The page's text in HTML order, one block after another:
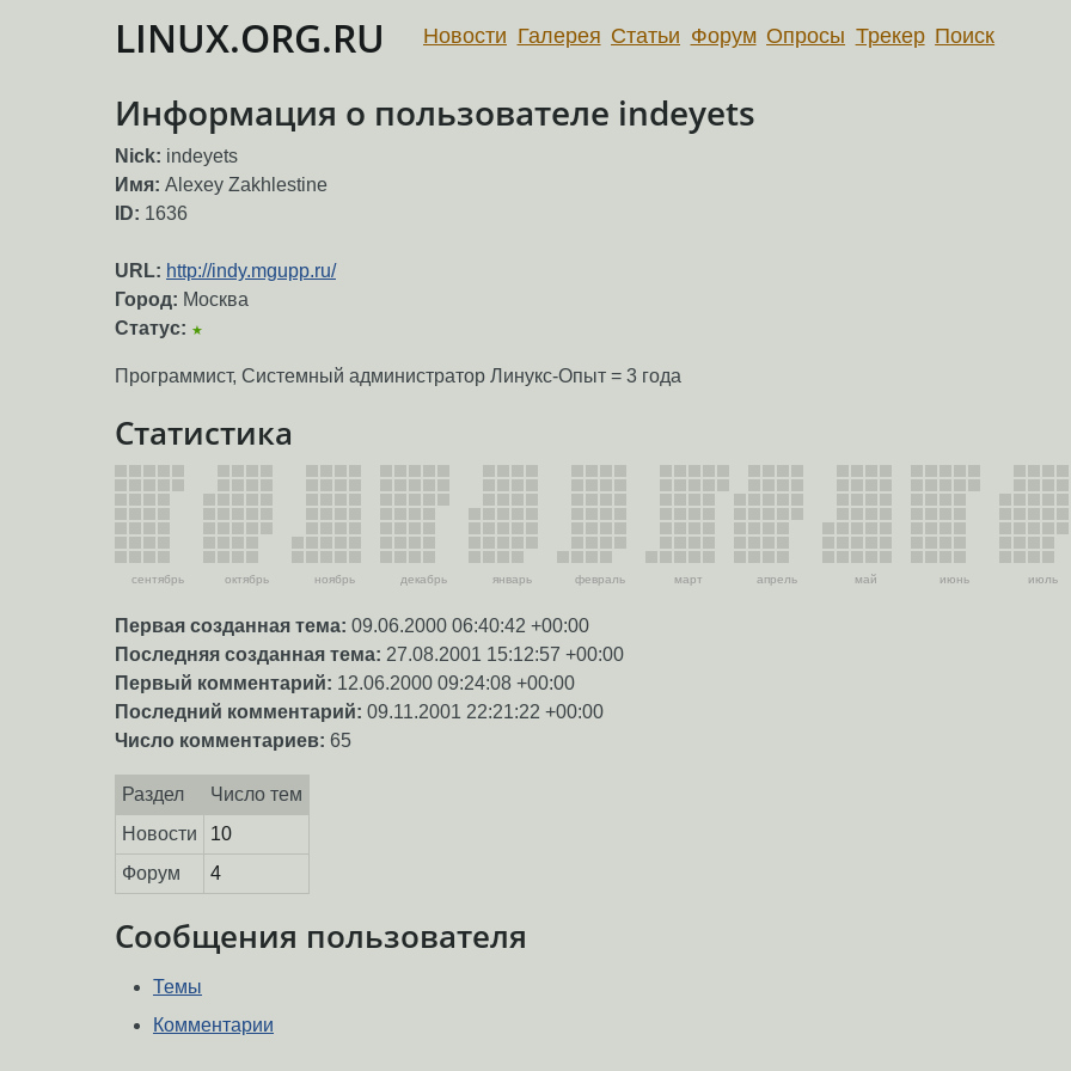
LINUX.ORG.RU Новости Галерея Статьи Форум Опросы Трекер Поиск
Информация о пользователе indeyets
Nick: indeyets
Имя: Alexey Zakhlestine
ID: 1636
URL: http://indy.mgupp.ru/
Город: Москва
Статус: ★
Программист, Системный администратор Линукс-Опыт = 3 года
Статистика
сентябрь октябрь ноябрь декабрь январь февраль март апрель май июнь июль
Первая созданная тема: 09.06.2000 06:40:42 +00:00
Последняя созданная тема: 27.08.2001 15:12:57 +00:00
Первый комментарий: 12.06.2000 09:24:08 +00:00
Последний комментарий: 09.11.2001 22:21:22 +00:00
Число комментариев: 65
Раздел
Число тем
Новости
10
Форум
4
Сообщения пользователя
Темы
Комментарии